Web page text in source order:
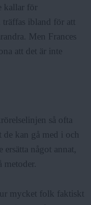
kallar för
ibland för att
Men Frances
att det är inte
så ofta
kan gå med i och
något annat,
metoder.
mycket folk faktiskt